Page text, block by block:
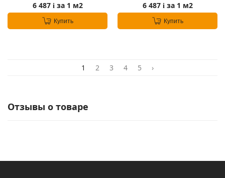
6 487 iза 1 м2
Купить
6 487 iза 1 м2
Купить
1 2 3 4 5 ›
Отзывы о товаре